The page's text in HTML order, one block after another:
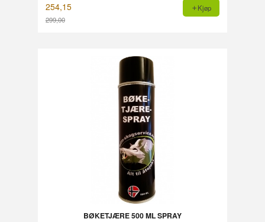
254,15
299,00
Kjøp
BØKETJÆRE 500 ML SPRAY